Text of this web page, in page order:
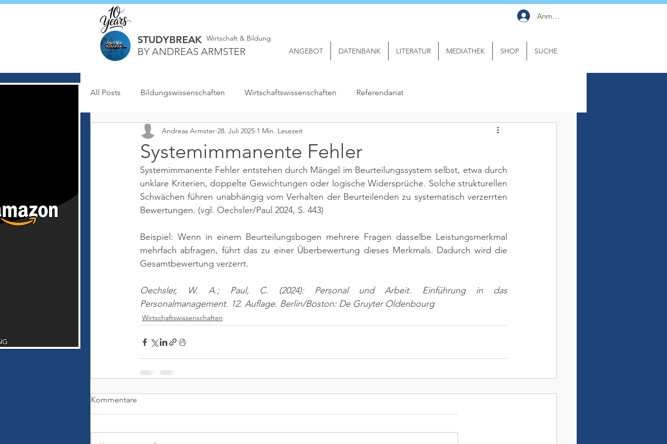
STUDYBREAK
BY ANDREAS ARMSTER
Wirtschaft & Bildung
Anmelden
ANGEBOT DATENBANK LITERATUR MEDIATHEK SHOP SUCHE
All Posts Bildungswissenschaften Wirtschaftswissenschaften Referendariat
Systemimmanente Fehler
Andreas Armster 28. Juli 2025 1 Min. Lesezeit
Systemimmanente Fehler entstehen durch Mängel im Beurteilungssystem selbst, etwa durch
unklare Kriterien, doppelte Gewichtungen oder logische Widersprüche. Solche strukturellen
Schwächen führen unabhängig vom Verhalten der Beurteilenden zu systematisch verzerrten
Bewertungen. (vgl. Oechsler/Paul 2024, S. 443)
Beispiel: Wenn in einem Beurteilungsbogen mehrere Fragen dasselbe Leistungsmerkmal
mehrfach abfragen, führt das zu einer Überbewertung dieses Merkmals. Dadurch wird die
Gesamtbewertung verzerrt.
Oechsler, W. A.; Paul, C. (2024): Personal und Arbeit. Einführung in das
Personalmanagement. 12. Auflage. Berlin/Boston: De Gruyter Oldenbourg
Wirtschaftswissenschaften
Kommentare